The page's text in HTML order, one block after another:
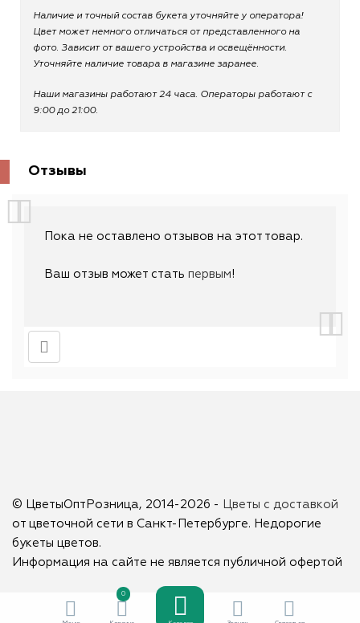
Наличие и точный состав букета уточняйте у оператора!
Цвет может немного отличаться от представленного на
фото. Зависит от вашего устройства и освещённости.
Уточняйте наличие товара в магазине заранее.
Наши магазины работают 24 часа. Операторы работают с
9:00 до 21:00.
Отзывы
Пока не оставлено отзывов на этот товар.
Ваш отзыв может стать первым!
© ЦветыОптРозница, 2014-2026 -
Цветы с доставкой
от цветочной сети в Санкт-Петербурге. Недорогие
букеты цветов.
Информация на сайте не является публичной офертой
0